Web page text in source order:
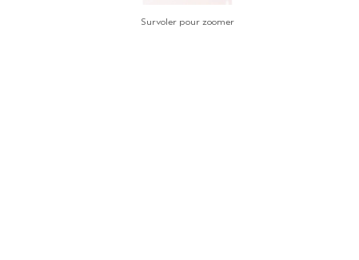
Survoler pour zoomer